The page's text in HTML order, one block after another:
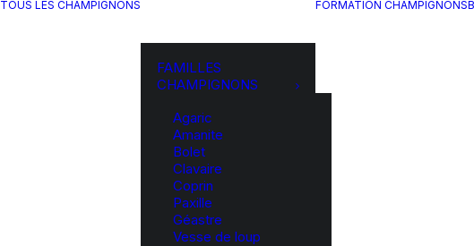
TOUS LES CHAMPIGNONS
FAMILLES
CHAMPIGNONS
Agaric
Amanite
Bolet
Clavaire
Coprin
Paxille
Géastre
Vesse de loup
FORMATION CHAMPIGNONS